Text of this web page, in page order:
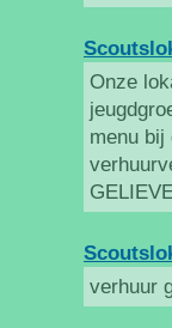
Onze
menu bij
verhuur